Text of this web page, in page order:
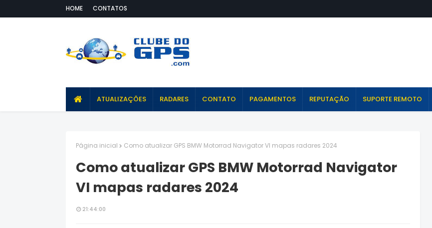
HOME CONTATOS
ATUALIZAÇÕES RADARES CONTATO PAGAMENTOS REPUTAÇÃO SUPORTE REMOTO
Página inicial Como atualizar GPS BMW Motorrad Navigator VI mapas radares 2024
Como atualizar GPS BMW Motorrad Navigator
VI mapas radares 2024
21:44:00